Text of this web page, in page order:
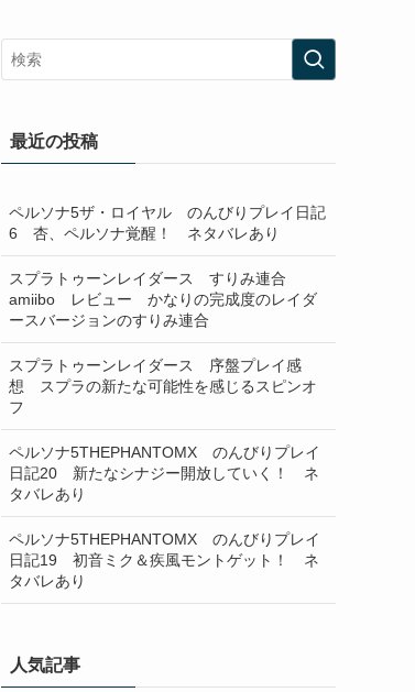
最近の投稿
ペルソナ5ザ・ロイヤル のんびりプレイ日記
6 杏、ペルソナ覚醒！ ネタバレあり
スプラトゥーンレイダース すりみ連合
amiibo レビュー かなりの完成度のレイダ
ースバージョンのすりみ連合
スプラトゥーンレイダース 序盤プレイ感
想 スプラの新たな可能性を感じるスピンオ
フ
ペルソナ5THEPHANTOMX のんびりプレイ
日記20 新たなシナジー開放していく！ ネ
タバレあり
ペルソナ5THEPHANTOMX のんびりプレイ
日記19 初音ミク＆疾風モントゲット！ ネ
タバレあり
人気記事